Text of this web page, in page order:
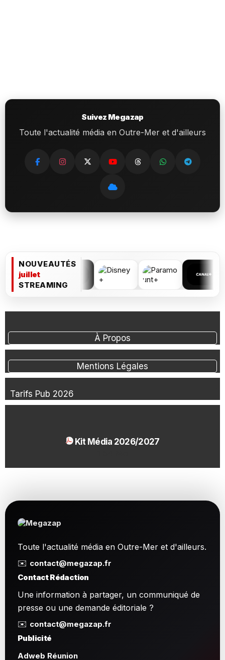
Suivez Megazap
Toute l'actualité média en Outre-Mer et d'ailleurs
NOUVEAUTÉS
juillet
STREAMING
À Propos
Mentions Légales
Tarifs Pub 2026
Kit Média 2026/2027
Toute l'actualité média en Outre-Mer et d'ailleurs.
✉️ contact@megazap.fr
Contact Rédaction
Une information à partager, un communiqué de
presse ou une demande éditoriale ?
✉️ contact@megazap.fr
Publicité
Adweb Réunion